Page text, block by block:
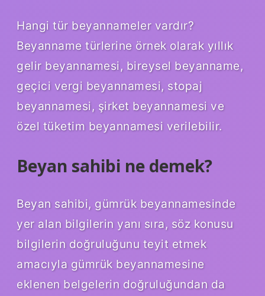
Hangi tür beyannameler vardır?
Beyanname türlerine örnek olarak yıllık
gelir beyannamesi, bireysel beyanname,
geçici vergi beyannamesi, stopaj
beyannamesi, şirket beyannamesi ve
özel tüketim beyannamesi verilebilir.
Beyan sahibi ne demek?
Beyan sahibi, gümrük beyannamesinde
yer alan bilgilerin yanı sıra, söz konusu
bilgilerin doğruluğunu teyit etmek
amacıyla gümrük beyannamesine
eklenen belgelerin doğruluğundan da